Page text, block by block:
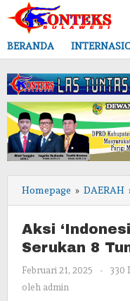
Lewati
ke
konten
BERANDA
Homepage » DAERAH
Aksi
Serukan 8
Februari 21, 2025
oleh
-
330
oleh admin